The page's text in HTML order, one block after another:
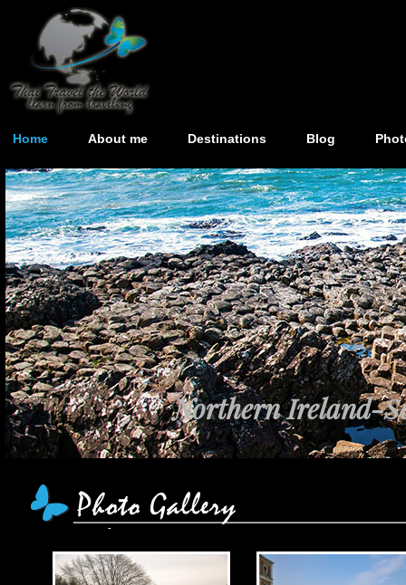
Home About me Destinations Blog
Northern Ireland-